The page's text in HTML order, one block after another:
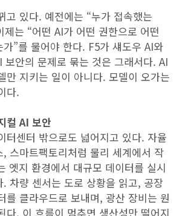
고 있다. 예전에는 “누가 접속했는
제는 “어떤 AI가 어떤 권한으로 어떤
”를 물어야 한다. F5가 섀도우 AI와
보안의 문제로 묶는 것은 그래서다. AI
만 지키는 일이 아니다. 모델이 오가는
다.
컬 AI 보안
터센터 밖으로도 넓어지고 있다. 자율
스마트팩토리처럼 물리 세계에서 작
엣지 환경에서 대규모 데이터를 실시
. 차량 센서는 도로 상황을 읽고, 공장
를 클라우드로 보내며, 광산 장비는 원
다. 이 흐름이 멈추면 생산성만 떨어지